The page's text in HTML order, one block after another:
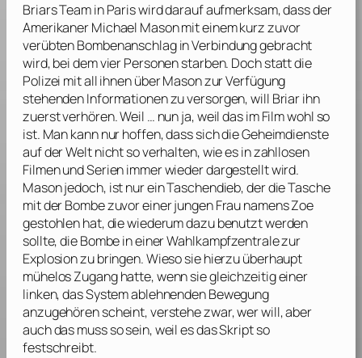
Briars Team in Paris wird darauf aufmerksam, dass der
Amerikaner Michael Mason mit einem kurz zuvor
verübten Bombenanschlag in Verbindung gebracht
wird, bei dem vier Personen starben. Doch statt die
Polizei mit all ihnen über Mason zur Verfügung
stehenden Informationen zu versorgen, will Briar ihn
zuerst verhören. Weil … nun ja, weil das im Film wohl so
ist. Man kann nur hoffen, dass sich die Geheimdienste
auf der Welt nicht so verhalten, wie es in zahllosen
Filmen und Serien immer wieder dargestellt wird.
Mason jedoch, ist nur ein Taschendieb, der die Tasche
mit der Bombe zuvor einer jungen Frau namens Zoe
gestohlen hat, die wiederum dazu benutzt werden
sollte, die Bombe in einer Wahlkampfzentrale zur
Explosion zu bringen. Wieso sie hierzu überhaupt
mühelos Zugang hatte, wenn sie gleichzeitig einer
linken, das System ablehnenden Bewegung
anzugehören scheint, verstehe zwar, wer will, aber
auch das muss so sein, weil es das Skript so
festschreibt.